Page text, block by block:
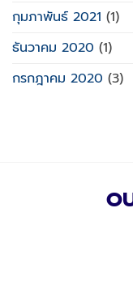
กุมภาพันธ์ 2021 (1)
ธันวาคม 2020 (1)
กรกฎาคม 2020 (3)